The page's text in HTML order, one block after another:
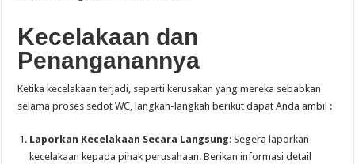
Kecelakaan dan
Penanganannya
Ketika kecelakaan terjadi, seperti kerusakan yang mereka sebabkan
selama proses sedot WC, langkah-langkah berikut dapat Anda ambil :
Laporkan Kecelakaan Secara Langsung: Segera laporkan
kecelakaan kepada pihak perusahaan. Berikan informasi detail